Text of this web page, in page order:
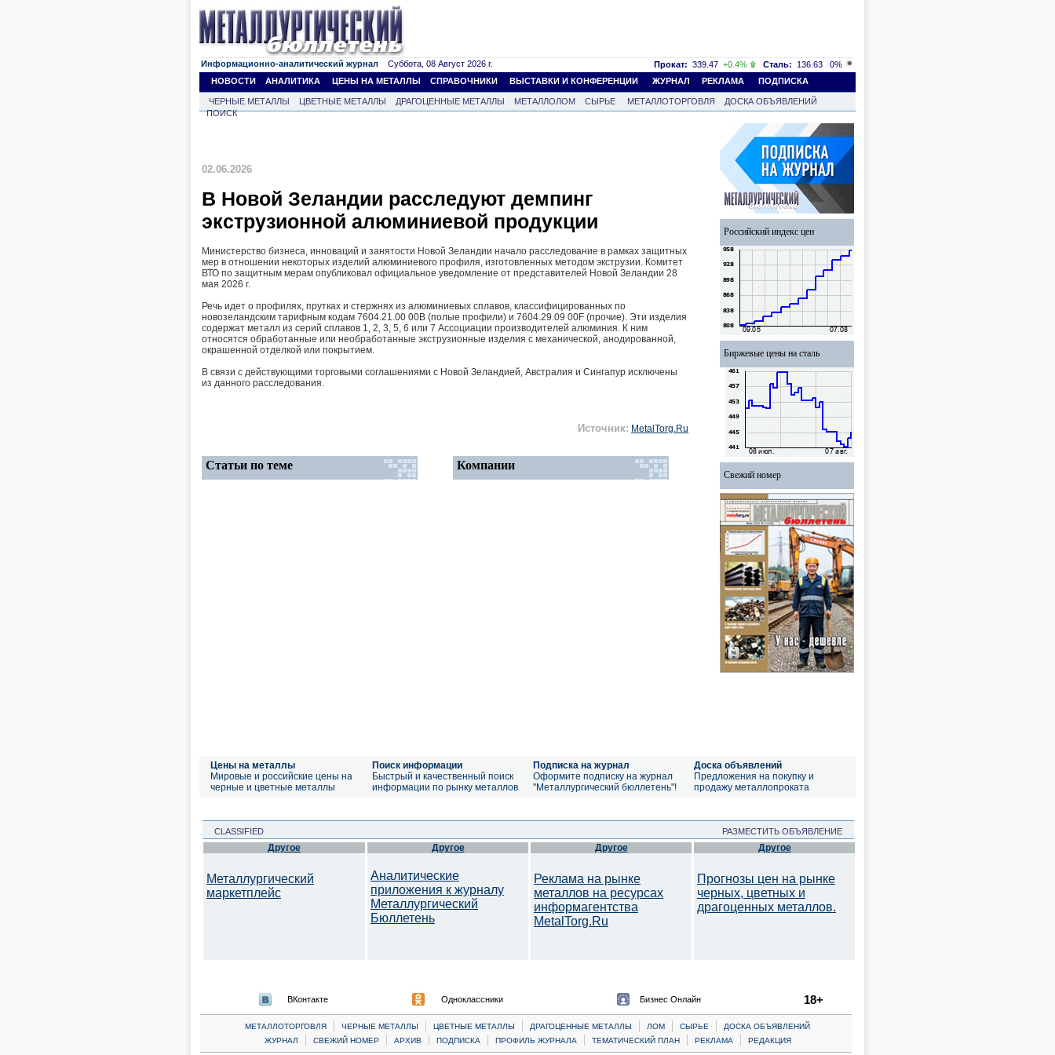
Информационно-аналитический журнал Суббота, 08 Август 2026 г. Прокат: 339.47 +0.4% Сталь: 136.63
0%
НОВОСТИ
АНАЛИТИКА ЦЕНЫ НА МЕТАЛЛЫ СПРАВОЧНИКИ ВЫСТАВКИ И КОНФЕРЕНЦИИ ЖУРНАЛ РЕКЛАМА ПОДПИСКА
ЧЕРНЫЕ МЕТАЛЛЫ ЦВЕТНЫЕ МЕТАЛЛЫ ДРАГОЦЕННЫЕ МЕТАЛЛЫ МЕТАЛЛОЛОМ СЫРЬЕ МЕТАЛЛОТОРГОВЛЯ
ДОСКА ОБЪЯВЛЕНИЙ
ПОИСК
02.06.2026
В Новой Зеландии расследуют демпинг
экструзионной алюминиевой продукции
Министерство бизнеса, инноваций и занятости Новой Зеландии начало расследование в рамках защитных
мер в отношении некоторых изделий алюминиевого профиля, изготовленных методом экструзии. Комитет
ВТО по защитным мерам опубликовал официальное уведомление от представителей Новой Зеландии 28
мая 2026 г.
Речь идет о профилях, прутках и стержнях из алюминиевых сплавов, классифицированных по
новозеландским тарифным кодам 7604.21.00 00B (полые профили) и 7604.29.09 00F (прочие). Эти изделия
содержат металл из серий сплавов 1, 2, 3, 5, 6 или 7 Ассоциации производителей алюминия. К ним
относятся обработанные или необработанные экструзионные изделия с механической, анодированной,
окрашенной отделкой или покрытием.
В связи с действующими торговыми соглашениями с Новой Зеландией, Австралия и Сингапур исключены
из данного расследования.
Источник: MetalTorg.Ru
Статьи по теме Компании
Российский индекс цен
Биржевые цены на сталь
Свежий номер
Цены на металлы
Мировые и российские цены на
черные и цветные металлы
Поиск информации
Быстрый и качественный поиск
информации по рынку металлов
Подписка на журнал
Оформите подписку на журнал
"Металлургический бюллетень"!
Доска объявлений
Предложения на покупку и
продажу металлопроката
CLASSIFIED РАЗМЕСТИТЬ ОБЪЯВЛЕНИЕ
Другое
Металлургический
маркетплейс
Другое
Аналитические
приложения к журналу
Металлургический
Бюллетень
Другое
Реклама на рынке
металлов на ресурсах
информагентства
MetalTorg.Ru
Другое
Прогнозы цен на рынке
черных, цветных и
драгоценных металлов.
ВКонтакте Одноклассники Бизнес Онлайн 18+
МЕТАЛЛОТОРГОВЛЯ | ЧЕРНЫЕ МЕТАЛЛЫ | ЦВЕТНЫЕ МЕТАЛЛЫ | ДРАГОЦЕННЫЕ МЕТАЛЛЫ | ЛОМ | CЫРЬЕ |
ДОСКА ОБЪЯВЛЕНИЙ
ЖУРНАЛ
| СВЕЖИЙ НОМЕР | АРХИВ | ПОДПИСКА | ПРОФИЛЬ ЖУРНАЛА | ТЕМАТИЧЕСКИЙ ПЛАН | РЕКЛАМА | РЕДАКЦИЯ